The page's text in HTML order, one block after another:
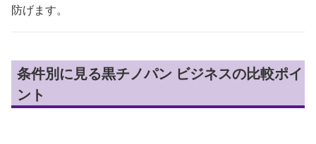
防げます。
条件別に見る黒チノパン ビジネスの比較ポイ
ント